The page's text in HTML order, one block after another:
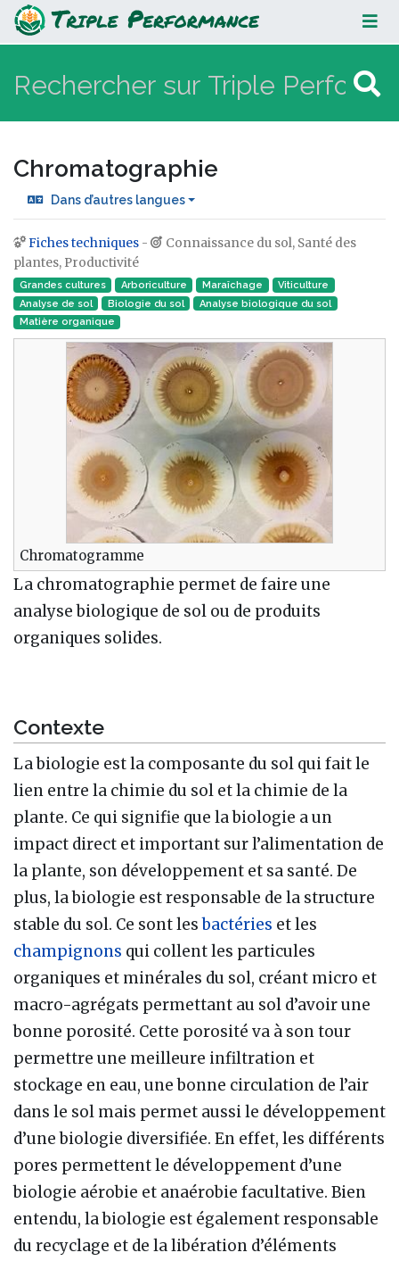
Chromatographie
Chromatographie
Dans d’autres langues
Aller à :navigation,rechercher
Fiches techniques -
Connaissance du sol, Santé des
plantes, Productivité
Grandes cultures Arboriculture Maraîchage
Viticulture
Analyse de sol
Biologie du sol
Analyse biologique du sol
Matière organique
Chromatogramme
La chromatographie permet de faire une
analyse biologique de sol ou de produits
organiques solides.
Contexte
La biologie est la composante du sol qui fait le
lien entre la chimie du sol et la chimie de la
plante. Ce qui signifie que la biologie a un
impact direct et important sur l’alimentation de
la plante, son développement et sa santé. De
plus, la biologie est responsable de la structure
stable du sol. Ce sont lesbactéries et les
champignons qui collent les particules
organiques et minérales du sol, créant micro et
macro-agrégats permettant au sol d’avoir une
bonne porosité. Cette porosité va à son tour
permettre une meilleure infiltration et
stockage en eau, une bonne circulation de l’air
dans le sol mais permet aussi le développement
d’une biologie diversifiée. En effet, les différents
pores permettent le développement d’une
biologie aérobie et anaérobie facultative. Bien
entendu, la biologie est également responsable
du recyclage et de la libération d’éléments